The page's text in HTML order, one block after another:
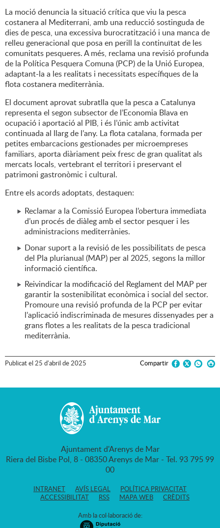
La moció denuncia la situació crítica que viu la pesca
costanera al Mediterrani, amb una reducció sostinguda de
dies de pesca, una excessiva burocratització i una manca de
relleu generacional que posa en perill la continuïtat de les
comunitats pesqueres. A més, reclama una revisió profunda
de la Política Pesquera Comuna (PCP) de la Unió Europea,
adaptant-la a les realitats i necessitats específiques de la
flota costanera mediterrània.
El document aprovat subratlla que la pesca a Catalunya
representa el segon subsector de l’Economia Blava en
ocupació i aportació al PIB, i és l’únic amb activitat
continuada al llarg de l’any. La flota catalana, formada per
petites embarcacions gestionades per microempreses
familiars, aporta diàriament peix fresc de gran qualitat als
mercats locals, vertebrant el territori i preservant el
patrimoni gastronòmic i cultural.
Entre els acords adoptats, destaquen:
Reclamar a la Comissió Europea l’obertura immediata
d’un procés de diàleg amb el sector pesquer i les
administracions mediterrànies.
Donar suport a la revisió de les possibilitats de pesca
del Pla plurianual (MAP) per al 2025, segons la millor
informació científica.
Reivindicar la modificació del Reglament del MAP per
garantir la sostenibilitat econòmica i social del sector.
Promoure una revisió profunda de la PCP per evitar
l’aplicació indiscriminada de mesures dissenyades per a
grans flotes a les realitats de la pesca tradicional
mediterrània.
Publicatel 25 d'abril de2025 Compartir
Ajuntament d'Arenys de Mar
Riera del Bisbe Pol, 8 - 08350 Arenys de Mar - Tel. 93 795 99
00
INTRANET AVÍS LEGAL
POLÍTICA PRIVACITAT
ACCESSIBILITAT
RSS MAPA WEB CRÈDITS
Amb la col·laboració de: